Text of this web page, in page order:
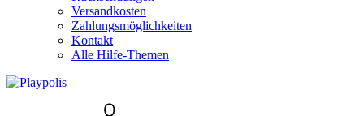
Versandkosten
Zahlungsmöglichkeiten
Kontakt
Alle Hilfe-Themen